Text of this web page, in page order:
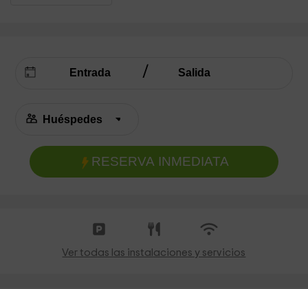
RESERVA INMEDIATA
Ver todas las instalaciones y servicios